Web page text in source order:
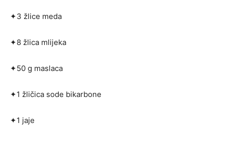
✦3 žlice meda
✦8 žlica mlijeka
✦50 g maslaca
✦1 žličica sode bikarbone
✦1 jaje